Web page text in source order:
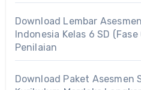
Download Lembar
Indonesia Kelas 6 SD
Penilaian
Download Paket Asesmen